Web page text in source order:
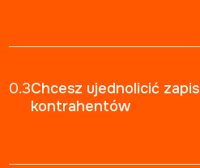
0.3Chcesz ujednolicić
kontrahentów